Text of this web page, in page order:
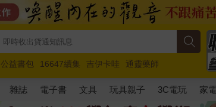
公益書包 16647續集 吉伊卡哇
通靈藥師
馬斯克 玩具總動員5 超慢跑
雜誌 電子書 文具 玩具親子 3C電玩 家電